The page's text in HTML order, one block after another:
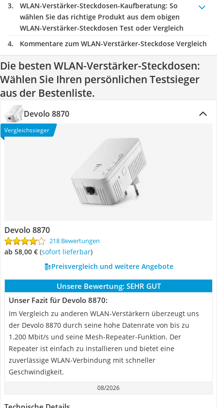
WLAN-Verstärker-Steckdosen-Kaufberatung: So
wählen Sie das richtige Produkt aus dem obigen
WLAN-Verstärker-Steckdosen Test oder Vergleich
Kommentare zum WLAN-Verstärker-Steckdose Vergleich
Die besten WLAN-Verstärker-Steckdosen:
Wählen Sie Ihren persönlichen Testsieger
aus der Bestenliste.
Devolo 8870
Vergleichssieger
Devolo 8870
218 Bewertungen
ab 58,00 € ( Sofort lieferbar)
Preisvergleich und weitere Angebote
Unsere Bewertung: SEHR GUT
Unser Fazit für Devolo 8870:
Im Vergleich zu anderen WLAN-Verstärkern überzeugt uns
der Devolo 8870 durch seine hohe Datenrate von bis zu
1.200 Mbit/s und seine Mesh-Repeater-Funktion. Der
Repeater ist einfach zu installieren und bietet eine
zuverlässige WLAN-Verbindung mit schneller
Geschwindigkeit.
08/2026